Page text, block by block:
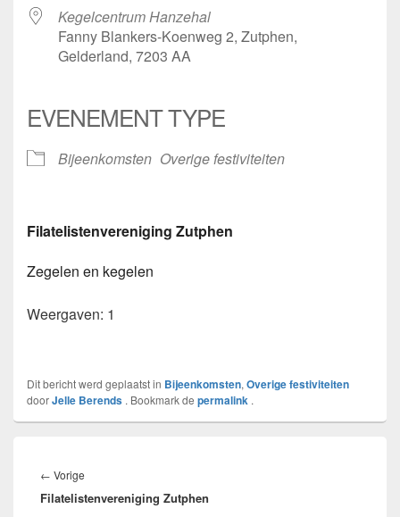
Kegelcentrum Hanzehal
Fanny Blankers-Koenweg 2, Zutphen,
Gelderland, 7203 AA
EVENEMENT TYPE
Bijeenkomsten Overige festiviteiten
Filatelistenvereniging Zutphen
Zegelen en kegelen
Weergaven: 1
Dit bericht werd geplaatst in Bijeenkomsten, Overige festiviteiten
doorJelle Berends . Bookmark de permalink .
navigatie
← Vorige
bericht:
Filatelistenvereniging Zutphen